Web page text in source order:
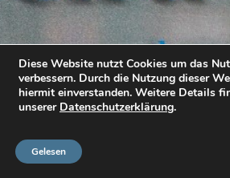
Diese Website nutzt Cookies um das
verbessern. Durch die Nutzung dieser
hiermit einverstanden. Weitere Details
unserer Datenschutzerklärung.
Gelesen